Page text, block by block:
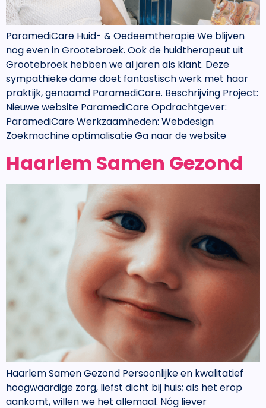
ParamediCare Huid- & Oedeemtherapie We blijven
nog even in Grootebroek. Ook de huidtherapeut uit
Grootebroek hebben we al jaren als klant. Deze
sympathieke dame doet fantastisch werk met haar
praktijk, genaamd ParamediCare. Beschrijving Project:
Nieuwe website ParamediCare Opdrachtgever:
ParamediCare Werkzaamheden: Webdesign
Zoekmachine optimalisatie Ga naar de website
Haarlem Samen Gezond
Haarlem Samen Gezond Persoonlijke en kwalitatief
hoogwaardige zorg, liefst dicht bij huis; als het erop
aankomt, willen we het allemaal. Nóg liever